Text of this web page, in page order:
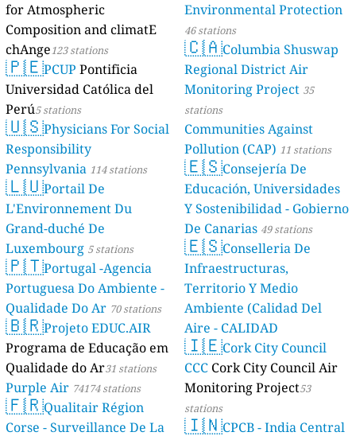
Environmental Protection
46 stations
🇨🇦Columbia Shuswap
Regional District Air
Monitoring Project 35
stations
Communities Against
Pollution (CAP) 11 stations
🇪🇸Consejería De
Educación, Universidades
Y Sostenibilidad - Gobierno
De Canarias 49 stations
🇪🇸Conselleria De
Infraestructuras,
Territorio Y Medio
Ambiente (Calidad Del
Aire - CALIDAD
AMBIENTAL) 23 stations
🇮🇪Cork City Council
CCC Cork City Council Air
Monitoring Project53
stations
🇮🇳CPCB - India Central
for Atmospheric
Composition and climatE
chAnge123 stations
🇵🇪PCUPPontificia
Universidad Católica del
Perú5 stations
🇺🇸Physicians For Social
Responsibility
Pennsylvania 114 stations
🇱🇺Portail De
L'Environnement Du
Grand-duché De
Luxembourg 5 stations
🇵🇹Portugal -Agencia
Portuguesa Do Ambiente -
Qualidade Do Ar 70 stations
🇧🇷Projeto EDUC.AIR
Programa de Educação em
Qualidade do Ar31 stations
Purple Air 74174 stations
🇫🇷Qualitair Région
Corse - Surveillance De La